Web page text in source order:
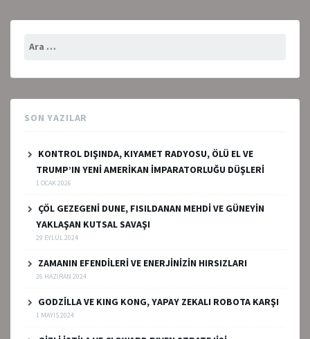
SON YAZILAR
KONTROL DIŞINDA, KIYAMET RADYOSU, ÖLÜ EL VE
TRUMP’IN YENİ AMERİKAN İMPARATORLUĞU DÜŞLERİ
1 OCAK 2026
ÇÖL GEZEGENİ DUNE, FISILDANAN MEHDİ VE GÜNEYİN
YAKLAŞAN KUTSAL SAVAŞI
29 EYLÜL 2024
ZAMANIN EFENDİLERİ VE ENERJİNİZİN HIRSIZLARI
26 HAZIRAN 2024
GODZİLLA VE KING KONG, YAPAY ZEKALI ROBOTA KARŞI
1 MAYIS 2024